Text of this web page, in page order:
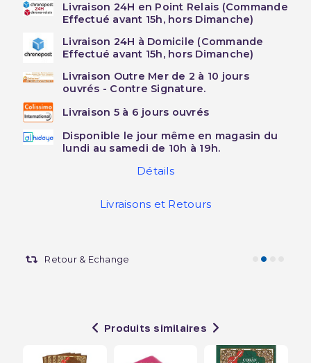
Livraison 24H en Point Relais (Commande
Effectué avant 15h, hors Dimanche)
Livraison 24H à Domicile (Commande
Effectué avant 15h, hors Dimanche)
Livraison Outre Mer de 2 à 10 jours
ouvrés - Contre Signature.
Livraison 5 à 6 jours ouvrés
Disponible le jour même en magasin du
lundi au samedi de 10h à 19h.
Détails
Livraisons et Retours
Retour & Echange
Produits similaires